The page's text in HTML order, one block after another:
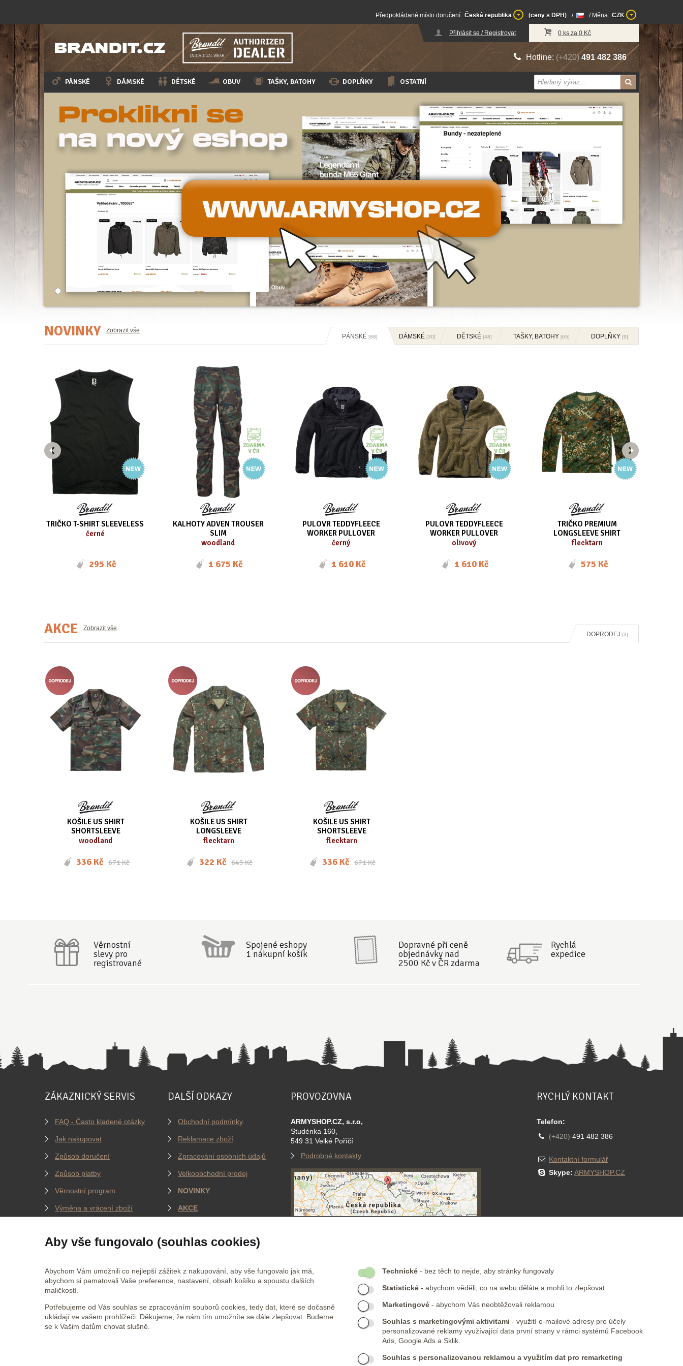
Aby vše fungovalo (souhlas cookies)
Abychom Vám umožnili co nejlepší zážitek z nakupování, aby vše fungovalo jak má,
abychom si pamatovali Vaše preference, nastavení, obsah košíku a spoustu dalších
maličkostí.
Potřebujeme od Vás souhlas se zpracováním souborů cookies, tedy dat, které se dočasně
ukládají ve vašem prohlížeči. Děkujeme, že nám tím umožníte se dále zlepšovat. Budeme
se k Vašim datům chovat slušně.
Technické - bez těch to nejde, aby stránky fungovaly
Statistické - abychom věděli, co na webu děláte a mohli to zlepšovat
Marketingové - abychom Vás neobtěžovali reklamou
Souhlas s marketingovými aktivitami - využití e-mailové adresy pro účely
personalizované reklamy využívající data první strany v rámci systémů Facebook
Ads, Google Ads a Sklik.
Souhlas s personalizovanou reklamou a využitím dat pro remarketing
Předpokládané místo doručení: Česká republika (ceny s DPH) / / Měna: CZK
Přihlásit se / Registrovat 0 ks za 0 Kč
Hotline: (+420) 491 482 386
PÁNSKÉ DÁMSKÉ DĚTSKÉ OBUV TAŠKY, BATOHY DOPLŇKY OSTATNÍ
•
NOVINKY
Zobrazit vše
PÁNSKÉ [88] DÁMSKÉ [30] DĚTSKÉ [48] TAŠKY, BATOHY [65] DOPLŇKY [9]
TRIČKO T-SHIRT SLEEVELESS
černé
295 Kč
KALHOTY ADVEN TROUSER
SLIM
woodland
1 675 Kč
PULOVR TEDDYFLEECE
WORKER PULLOVER
černý
1 610 Kč
PULOVR TEDDYFLEECE
WORKER PULLOVER
olivový
1 610 Kč
TRIČKO PREMIUM
LONGSLEEVE SHIRT
flecktarn
575 Kč
 
AKCE
Zobrazit vše
DOPRODEJ [3]
KOŠILE US SHIRT
SHORTSLEEVE
woodland
336 Kč 671 Kč
KOŠILE US SHIRT
LONGSLEEVE
flecktarn
322 Kč 643 Kč
KOŠILE US SHIRT
SHORTSLEEVE
flecktarn
336 Kč 671 Kč
Věrnostní
slevy pro
registrované
Spojené eshopy
1 nákupní košík
Dopravné při ceně
objednávky nad
2500 Kč v ČR zdarma
Rychlá
expedice
ZÁKAZNICKÝ SERVIS
FAQ - Často kladené otázky
Jak nakupovat
Způsob doručení
Způsob platby
Věrnostní program
Výměna a vrácení zboží
DALŠÍ ODKAZY
Obchodní podmínky
Reklamace zboží
Zpracování osobních údajů
Velkoobchodní prodej
NOVINKY
AKCE
PROVOZOVNA
ARMYSHOP.CZ, s.r.o,
Studénka 160,
549 31 Velké Poříčí
Podrobné kontakty
RYCHLÝ KONTAKT
Telefon:
(+420) 491 482 386
Kontaktní formulář
Skype: ARMYSHOP.CZ
JSME NA SOCIÁLNÍCH SÍTÍCH
Jsme naFacebooku
Jsme na Twitteru
CERTIFIKACE
certifikacizde
PLATEBNÍ PARTNEŘI NEWSLETTER
Přihlásit se k odběru novinek e-mailem